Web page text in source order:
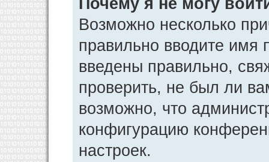
Почему я не могу
Возможно несколько
правильно вводите имя
введены правильно,
проверить, не был ли
возможно, что
конфигурацию
настроек.